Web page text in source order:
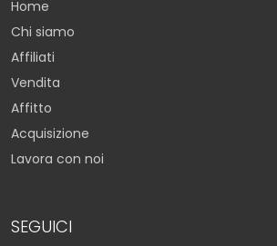
Home
Chi siamo
Affiliati
Vendita
Affitto
Acquisizione
Lavora con noi
SEGUICI